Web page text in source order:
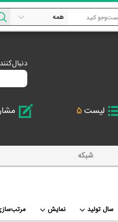
لیست5
شبکه
نمایش سال تولید